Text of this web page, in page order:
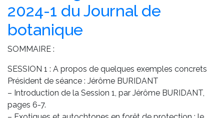
2024-1 du Journal de
botanique
SOMMAIRE :
SESSION 1 : A propos de quelques exemples concrets
Président de séance : Jérôme BURIDANT
– Introduction de la Session 1, par Jérôme BURIDANT,
pages 6-7.